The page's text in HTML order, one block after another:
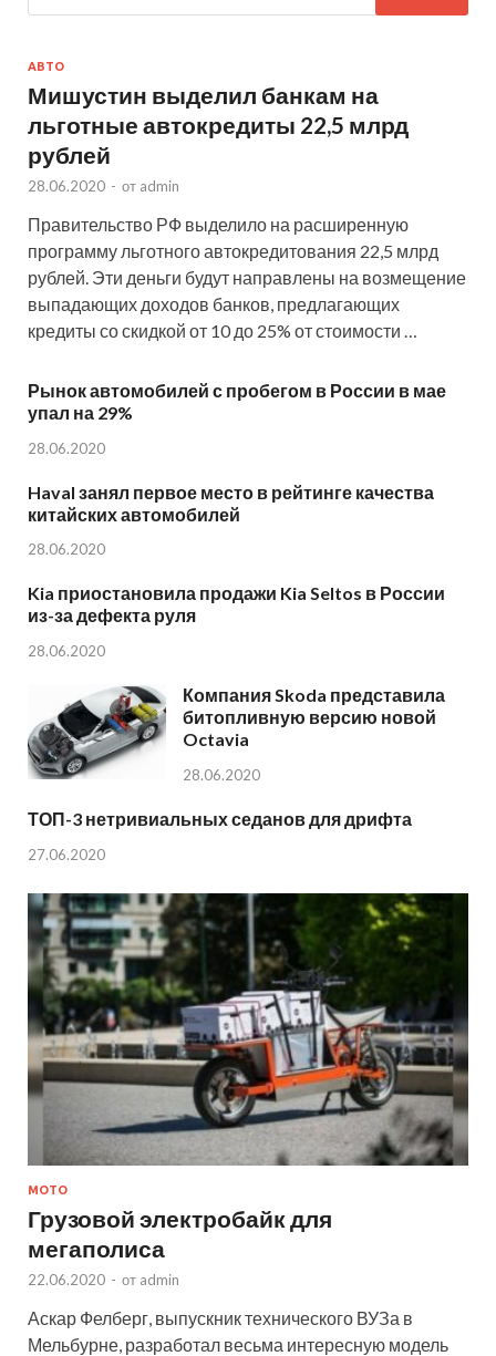
АВТО
Мишустин выделил банкам на
льготные автокредиты 22,5 млрд
рублей
28.06.2020 - от admin
Правительство РФ выделило на расширенную
программу льготного автокредитования 22,5 млрд
рублей. Эти деньги будут направлены на возмещение
выпадающих доходов банков, предлагающих
кредиты со скидкой от 10 до 25% от стоимости …
Рынок автомобилей с пробегом в России в мае
упал на 29%
28.06.2020
Haval занял первое место в рейтинге качества
китайских автомобилей
28.06.2020
Kia приостановила продажи Kia Seltos в России
из-за дефекта руля
28.06.2020
Компания Skoda представила
битопливную версию новой
Octavia
28.06.2020
ТОП-3 нетривиальных седанов для дрифта
27.06.2020
МОТО
Грузовой электробайк для
мегаполиса
22.06.2020 - от admin
Аскар Фелберг, выпускник технического ВУЗа в
Мельбурне, разработал весьма интересную модель